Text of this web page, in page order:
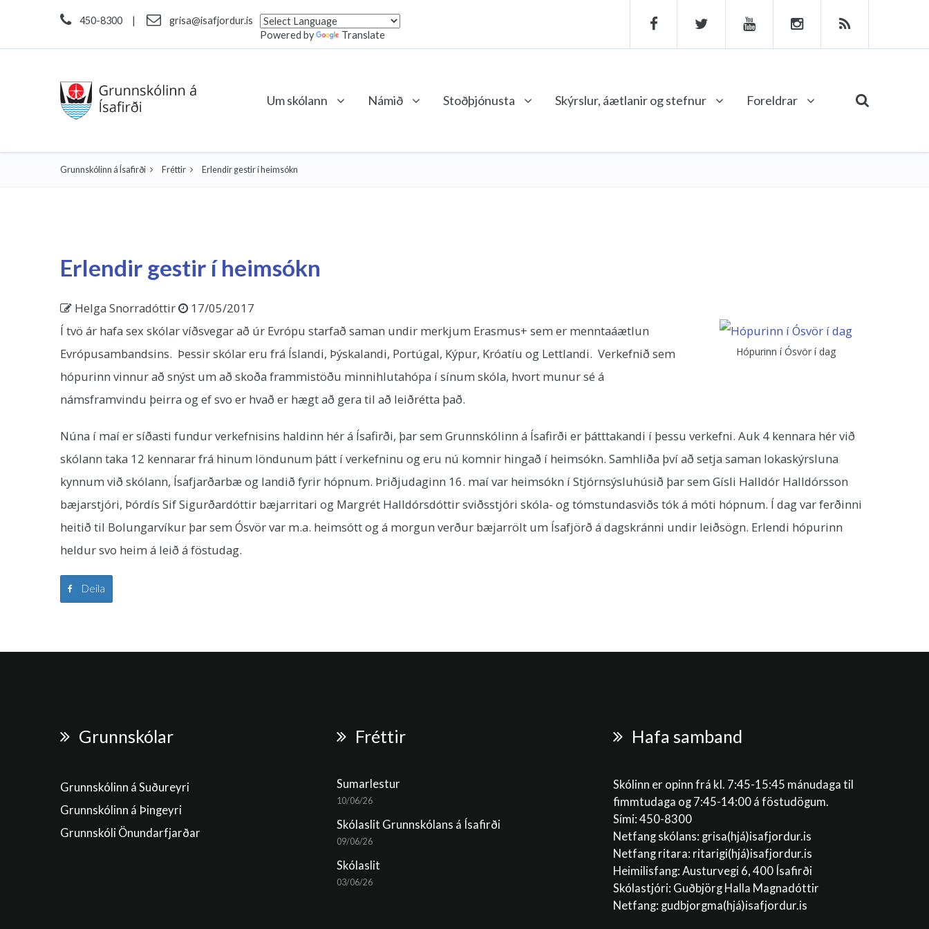
450-8300 |
grisa@isafjordur.is
Powered by
Translate
Um skólann Námið Stoðþjónusta Skýrslur, áætlanir og stefnur Foreldrar
Grunnskólinn á Ísafirði Fréttir Erlendir gestir í heimsókn
Erlendir gestir í heimsókn
Helga Snorradóttir 17/05/2017
Hópurinn í Ósvör í dag
Í tvö ár hafa sex skólar víðsvegar að úr Evrópu starfað saman undir merkjum Erasmus+ sem er menntaáætlun
Evrópusambandsins. Þessir skólar eru frá Íslandi, Þýskalandi, Portúgal, Kýpur, Króatíu og Lettlandi. Verkefnið sem
hópurinn vinnur að snýst um að skoða frammistöðu minnihlutahópa í sínum skóla, hvort munur sé á
námsframvindu þeirra og ef svo er hvað er hægt að gera til að leiðrétta það.
Núna í maí er síðasti fundur verkefnisins haldinn hér á Ísafirði, þar sem Grunnskólinn á Ísafirði er þátttakandi í þessu verkefni. Auk 4 kennara hér við
skólann taka 12 kennarar frá hinum löndunum þátt í verkefninu og eru nú komnir hingað í heimsókn. Samhliða því að setja saman lokaskýrsluna
kynnum við skólann, Ísafjarðarbæ og landið fyrir hópnum. Þriðjudaginn 16. maí var heimsókn í Stjórnsýsluhúsið þar sem Gísli Halldór Halldórsson
bæjarstjóri, Þórdís Sif Sigurðardóttir bæjarritari og Margrét Halldórsdóttir sviðsstjóri skóla- og tómstundasviðs tók á móti hópnum. Í dag var ferðinni
heitið til Bolungarvíkur þar sem Ósvör var m.a. heimsótt og á morgun verður bæjarrölt um Ísafjörð á dagskránni undir leiðsögn. Erlendi hópurinn
heldur svo heim á leið á föstudag.
Deila
Grunnskólar
Grunnskólinn á Suðureyri
Grunnskólinn á Þingeyri
Grunnskóli Önundarfjarðar
Fréttir
Sumarlestur
10/06/26
Skólaslit Grunnskólans á Ísafirði
09/06/26
Skólaslit
03/06/26
Hafa samband
Skólinn er opinn frá kl. 7:45-15:45 mánudaga til
fimmtudaga og 7:45-14:00 á föstudögum.
Sími: 450-8300
Netfang skólans: grisa(hjá)isafjordur.is
Netfang ritara: ritarigi(hjá)isafjordur.is
Heimilisfang: Austurvegi 6, 400 Ísafirði
Skólastjóri: Guðbjörg Halla Magnadóttir
Netfang: gudbjorgma(hjá)isafjordur.is